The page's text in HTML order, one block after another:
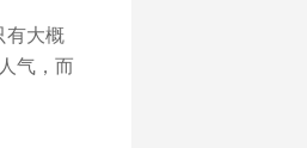
有大概
气，而